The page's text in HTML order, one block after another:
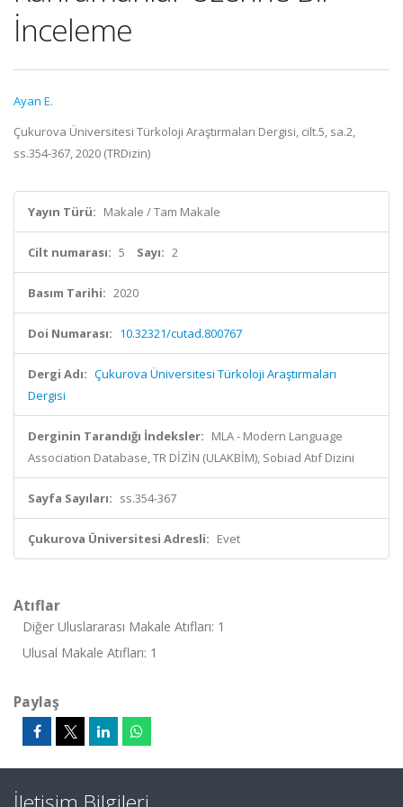
İnceleme
Ayan E.
Çukurova Üniversitesi Türkoloji Araştırmaları Dergisi, cilt.5, sa.2,
ss.354-367, 2020 (TRDizin)
Yayın Türü: Makale / Tam Makale
Cilt numarası: 5 Sayı: 2
Basım Tarihi: 2020
Doi Numarası: 10.32321/cutad.800767
Dergi Adı: Çukurova Üniversitesi Türkoloji Araştırmaları
Dergisi
Derginin Tarandığı İndeksler: MLA - Modern Language
Association Database, TR DİZİN (ULAKBİM), Sobiad Atıf Dizini
Sayfa Sayıları: ss.354-367
Çukurova Üniversitesi Adresli: Evet
Atıflar
Diğer Uluslararası Makale Atıfları: 1
Ulusal Makale Atıfları: 1
Paylaş